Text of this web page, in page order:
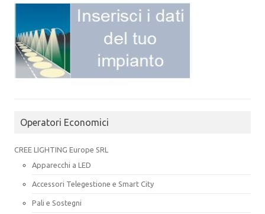
Operatori Economici
CREE LIGHTING Europe SRL
Apparecchi a LED
Accessori Telegestione e Smart City
Pali e Sostegni